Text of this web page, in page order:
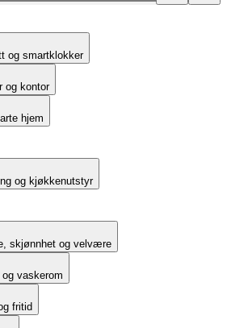
og smartklokker
og kontor
hjem
og kjøkkenutstyr
skjønnhet og velvære
vaskerom
fritid